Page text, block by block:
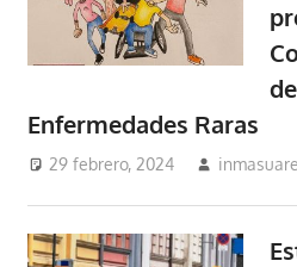
Enfermedades Raras
29 febrero, 2024